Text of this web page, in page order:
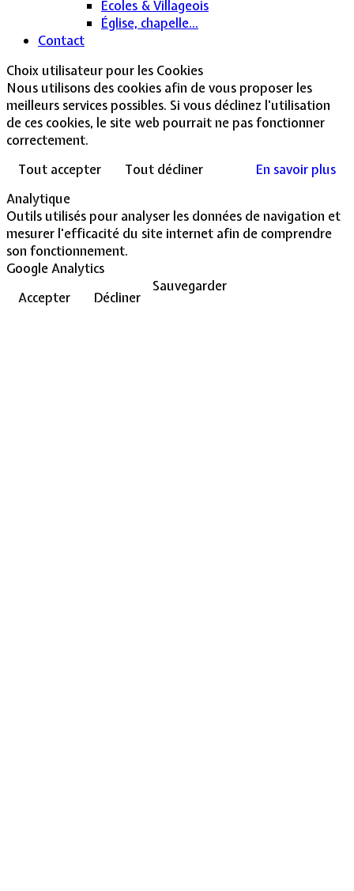
Écoles & Villageois
Église, chapelle...
Contact
Choix utilisateur pour les Cookies
Nous utilisons des cookies afin de vous proposer les
meilleurs services possibles. Si vous déclinez l'utilisation
de ces cookies, le site web pourrait ne pas fonctionner
correctement.
Tout accepter
Tout décliner
En savoir plus
Analytique
Outils utilisés pour analyser les données de navigation et
mesurer l'efficacité du site internet afin de comprendre
son fonctionnement.
Google Analytics
Accepter
Décliner
Sauvegarder